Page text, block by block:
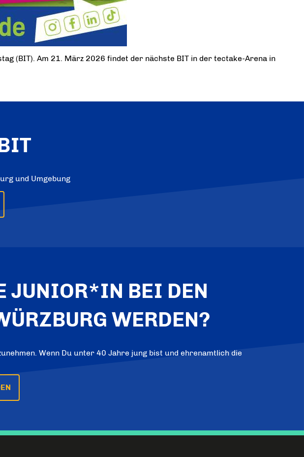
(BIT). Am 21. März 2026 findet der nächste BIT in der tectake-Arena in
und Umgebung
JUNIOR*IN BEI DEN
WERDEN?
Wenn Du unter 40 Jahre jung bist und ehrenamtlich die